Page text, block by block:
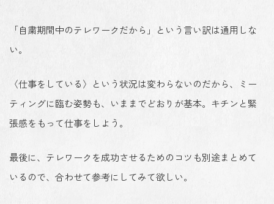
「自粛期間中のテレワークだから」という言い訳は通用しな
い。
〈仕事をしている〉という状況は変わらないのだから、ミー
ティングに臨む姿勢も、いままでどおりが基本。キチンと緊
張感をもって仕事をしよう。
最後に、テレワークを成功させるためのコツも別途まとめて
いるので、合わせて参考にしてみて欲しい。